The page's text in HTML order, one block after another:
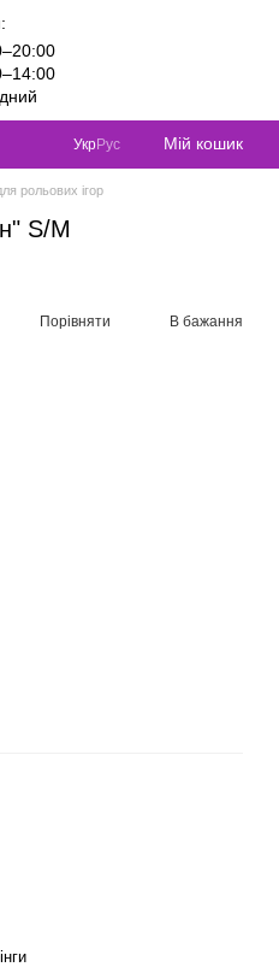
УкрРус Мій кошик
рольових ігор
S/M
Порівняти В бажання